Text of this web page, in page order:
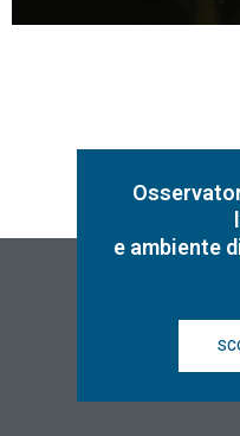
e ambiente